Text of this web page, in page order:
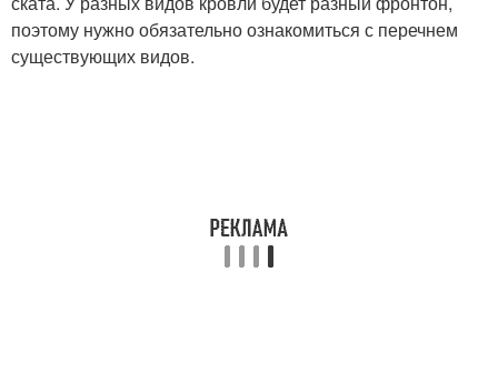
поэтому нужно обязательно ознакомиться с перечнем
существующих видов.